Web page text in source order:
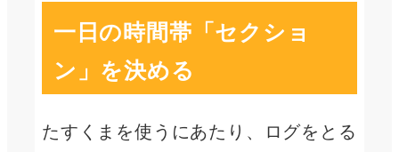
一日の時間帯「セクショ
ン」を決める
たすくまを使うにあたり、ログをとる